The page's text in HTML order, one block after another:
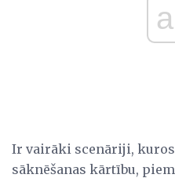
Ir vairāki scenāriji,
sāknēšanas kārtību,